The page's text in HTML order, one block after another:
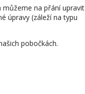
můžeme na přání upravit
úpravy (záleží na typu
pobočkách.